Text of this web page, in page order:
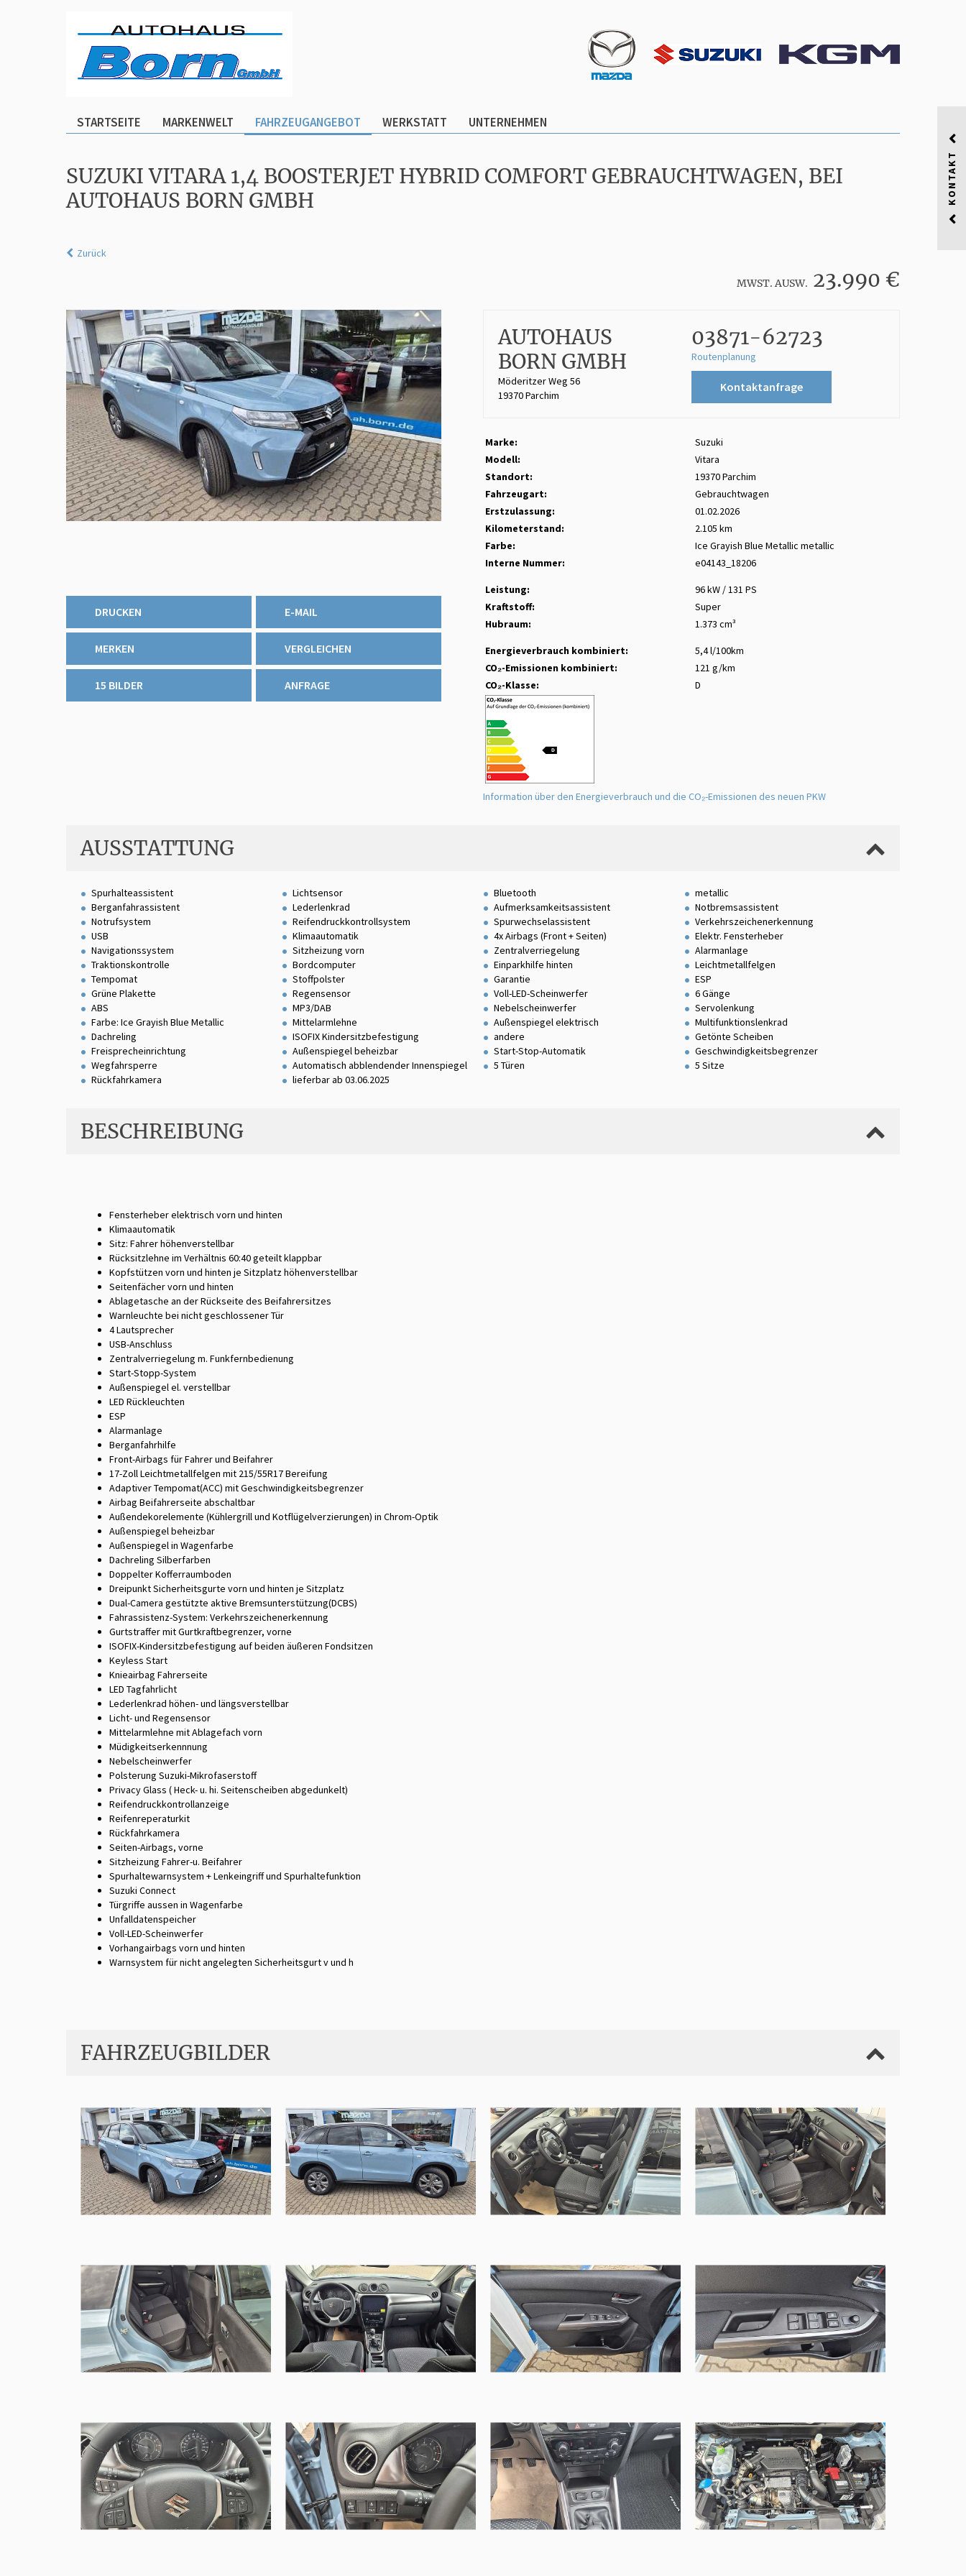
KONTAKT
STARTSEITE MARKENWELT FAHRZEUGANGEBOT WERKSTATT UNTERNEHMEN
SUZUKI VITARA 1,4 BOOSTERJET HYBRID COMFORT GEBRAUCHTWAGEN, BEI
AUTOHAUS BORN GMBH
Zurück
MWST. AUSW. 23.990 €
DRUCKEN E-MAIL
MERKEN VERGLEICHEN
15 BILDER ANFRAGE
AUTOHAUS
BORN GMBH
Möderitzer Weg 56
19370 Parchim
03871-62723
Routenplanung
Kontaktanfrage
Marke:
Suzuki
Modell:
Vitara
Standort:
19370 Parchim
Fahrzeugart:
Gebrauchtwagen
Erstzulassung:
01.02.2026
Kilometerstand:
2.105 km
Farbe:
Ice Grayish Blue Metallic metallic
Interne Nummer:
e04143_18206
Leistung:
96 kW / 131 PS
Kraftstoff:
Super
Hubraum:
1.373 cm³
Energieverbrauch kombiniert:
5,4 l/100km
CO₂-Emissionen kombiniert:
121 g/km
CO₂-Klasse:
D
Information über den Energieverbrauch und die CO₂-Emissionen des neuen PKW
AUSSTATTUNG
Spurhalteassistent Lichtsensor Bluetooth
metallic
Berganfahrassistent
Lederlenkrad Aufmerksamkeitsassistent
Notbremsassistent
Notrufsystem
Reifendruckkontrollsystem Spurwechselassistent
Verkehrszeichenerkennung
USB
Klimaautomatik 4x Airbags (Front + Seiten)
Elektr. Fensterheber
Navigationssystem
Sitzheizung vorn Zentralverriegelung
Alarmanlage
Traktionskontrolle
Bordcomputer Einparkhilfe hinten
Leichtmetallfelgen
Tempomat
Stoffpolster Garantie
ESP
Grüne Plakette
Regensensor Voll-LED-Scheinwerfer
6 Gänge
ABS
MP3/DAB Nebelscheinwerfer
Servolenkung
Farbe: Ice Grayish Blue Metallic
Mittelarmlehne Außenspiegel elektrisch
Multifunktionslenkrad
Dachreling
ISOFIX Kindersitzbefestigung andere
Getönte Scheiben
Freisprecheinrichtung
Außenspiegel beheizbar Start-Stop-Automatik
Geschwindigkeitsbegrenzer
Wegfahrsperre
Automatisch abblendender Innenspiegel 5 Türen
5 Sitze
Rückfahrkamera
lieferbar ab 03.06.2025
BESCHREIBUNG
Fensterheber elektrisch vorn und hinten
Klimaautomatik
Sitz: Fahrer höhenverstellbar
Rücksitzlehne im Verhältnis 60:40 geteilt klappbar
Kopfstützen vorn und hinten je Sitzplatz höhenverstellbar
Seitenfächer vorn und hinten
Ablagetasche an der Rückseite des Beifahrersitzes
Warnleuchte bei nicht geschlossener Tür
4 Lautsprecher
USB-Anschluss
Zentralverriegelung m. Funkfernbedienung
Start-Stopp-System
Außenspiegel el. verstellbar
LED Rückleuchten
ESP
Alarmanlage
Berganfahrhilfe
Front-Airbags für Fahrer und Beifahrer
17-Zoll Leichtmetallfelgen mit 215/55R17 Bereifung
Adaptiver Tempomat(ACC) mit Geschwindigkeitsbegrenzer
Airbag Beifahrerseite abschaltbar
Außendekorelemente (Kühlergrill und Kotflügelverzierungen) in Chrom-Optik
Außenspiegel beheizbar
Außenspiegel in Wagenfarbe
Dachreling Silberfarben
Doppelter Kofferraumboden
Dreipunkt Sicherheitsgurte vorn und hinten je Sitzplatz
Dual-Camera gestützte aktive Bremsunterstützung(DCBS)
Fahrassistenz-System: Verkehrszeichenerkennung
Gurtstraffer mit Gurtkraftbegrenzer, vorne
ISOFIX-Kindersitzbefestigung auf beiden äußeren Fondsitzen
Keyless Start
Knieairbag Fahrerseite
LED Tagfahrlicht
Lederlenkrad höhen- und längsverstellbar
Licht- und Regensensor
Mittelarmlehne mit Ablagefach vorn
Müdigkeitserkennnung
Nebelscheinwerfer
Polsterung Suzuki-Mikrofaserstoff
Privacy Glass ( Heck- u. hi. Seitenscheiben abgedunkelt)
Reifendruckkontrollanzeige
Reifenreperaturkit
Rückfahrkamera
Seiten-Airbags, vorne
Sitzheizung Fahrer-u. Beifahrer
Spurhaltewarnsystem + Lenkeingriff und Spurhaltefunktion
Suzuki Connect
Türgriffe aussen in Wagenfarbe
Unfalldatenspeicher
Voll-LED-Scheinwerfer
Vorhangairbags vorn und hinten
Warnsystem für nicht angelegten Sicherheitsgurt v und h
FAHRZEUGBILDER